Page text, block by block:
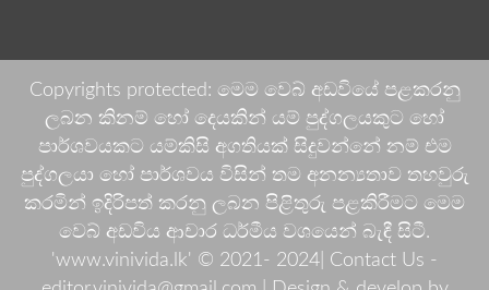
Copyrights protected: මෙම වෙබ් අඩවියේ පළකරනු
ලබන කිනම් හෝ දෙයකින් යම් පුද්ගලයකුට හෝ
පාර්ශවයකට යම්කිසි අගතියක් සිදුවන්නේ නම් එම
පුද්ගලයා හෝ පාර්ශවය විසින් තම අනන්‍යතාව තහවුරු
කරමින් ඉදිරිපත් කරනු ලබන පිළිතුරු පළකිරීමට මෙම
වෙබ් අඩවිය ආචාර ධර්මීය වශයෙන් බැඳී සිටී.
'www.vinivida.lk' © 2021- 2024| Contact Us -